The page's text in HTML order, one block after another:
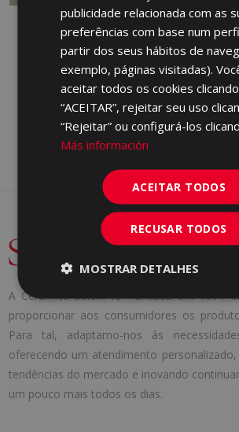
DANDY
RED BODY WALL TILE, PORCELAIN,
WHITE BODY WALL TILE
FRONT
A Cerámica Saloni foi fundada em 1971
proporcionar aos consumidores os
Para tal, adaptamo-nos às
oferecendo um atendimento
tendências do mercado e inovando
um pouco mais todos os dias.
publicidade relacionada com as
preferências com base num
partir dos seus hábitos de
exemplo, páginas visitadas).
aceitar todos os cookies
“ACEITAR”, rejeitar seu uso
“Rejeitar” ou configurá-los
Más información
ACEITAR TODOS
RECUSAR TODOS
MOSTRAR DETALHES